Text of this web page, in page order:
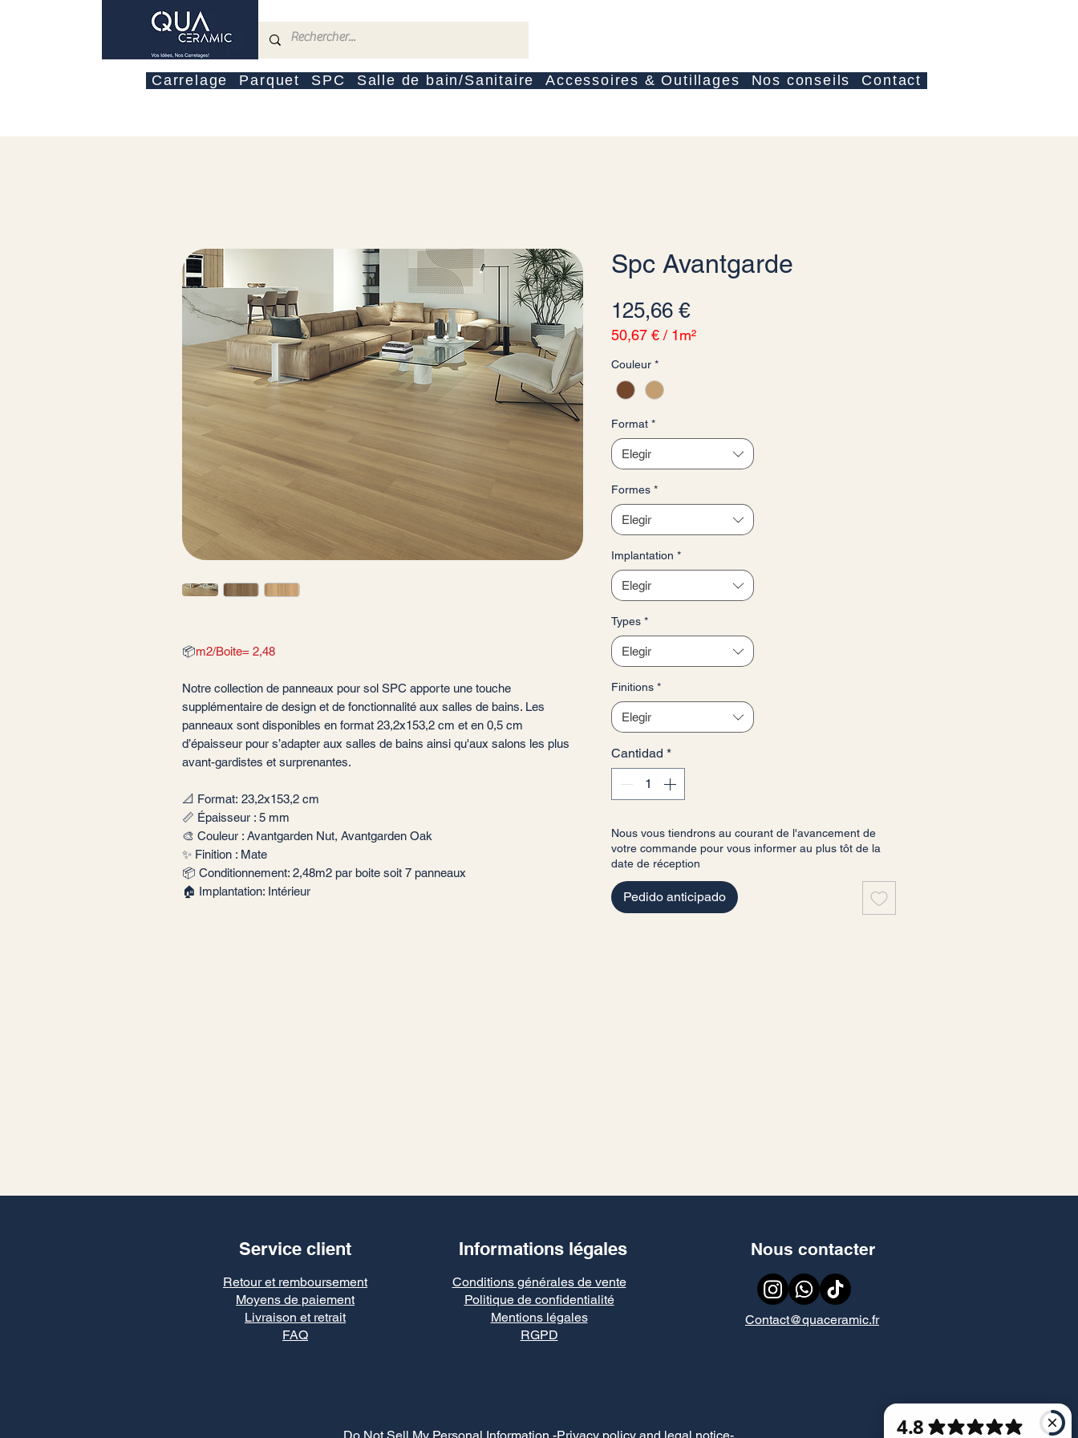
Carrelage Parquet SPC Salle de bain/Sanitaire Accessoires & Outillages Nos conseils Contact
📦m2/Boite= 2,48
Notre collection de panneaux pour sol SPC apporte une touche
supplémentaire de design et de fonctionnalité aux salles de bains. Les
panneaux sont disponibles en format 23,2x153,2 cm et en 0,5 cm
d’épaisseur pour s’adapter aux salles de bains ainsi qu'aux salons les plus
avant-gardistes et surprenantes.
📐 Format: 23,2x153,2 cm
📏 Épaisseur : 5 mm
🎨 Couleur : Avantgarden Nut, Avantgarden Oak
✨ Finition : Mate
📦 Conditionnement: 2,48m2 par boite soit 7 panneaux
🏠 Implantation: Intérieur
Spc Avantgarde
125,66 €Precio
50,67 € / 1m²
por
1
cuadrado
Couleur *
Format *
Elegir
Formes *
Elegir
Implantation *
Elegir
Types *
Elegir
Finitions *
Elegir
Cantidad *
Nous vous tiendrons au courant de l'avancement de
votre commande pour vous informer au plus tôt de la
date de réception
Pedido anticipado
Service client Informations légales
Retour et remboursement
Moyens de paiement
Livraison et retrait
FAQ
Conditions générales de vente
Politique de confidentialité
Mentions légales
RGPD
Nous contacter
Contact@quaceramic.fr